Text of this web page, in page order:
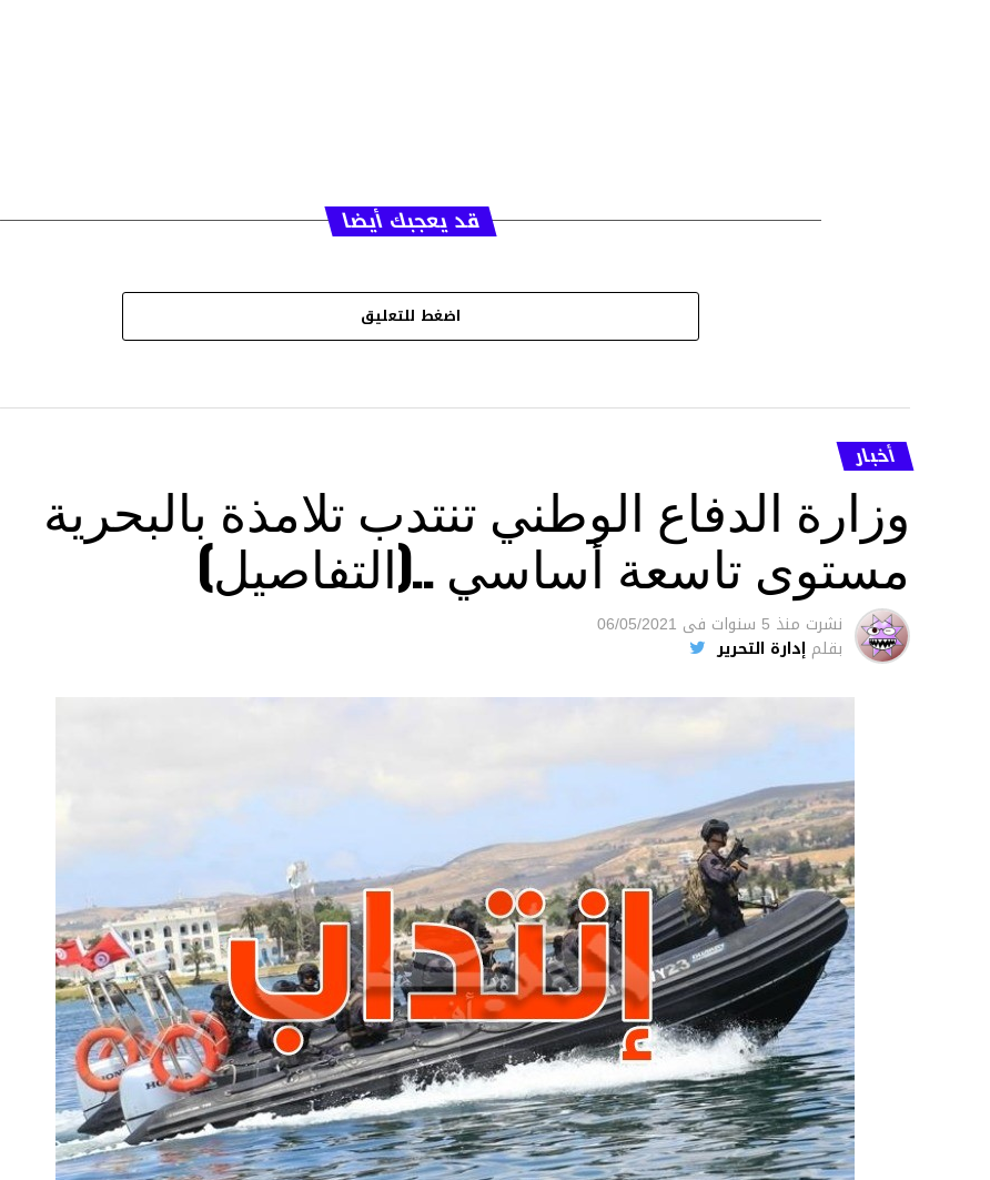
قد يعجبك أيضا
اضغط للتعليق
أخبار
وزارة الدفاع الوطني تنتدب تلامذة بالبحرية
مستوى تاسعة أساسي ..(التفاصيل)
نشرت منذ 5 سنوات فى 06/05/2021
بقلم إدارة التحرير